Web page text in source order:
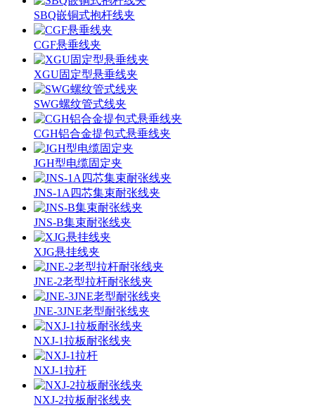
SBQ嵌铜式抱杆线夹
CGF悬垂线夹
XGU固定型悬垂线夹
SWG螺纹管式线夹
CGH铝合金提包式悬垂线夹
JGH型电缆固定夹
JNS-1A四芯集束耐张线夹
JNS-B集束耐张线夹
XJG悬挂线夹
JNE-2老型拉杆耐张线夹
JNE-3JNE老型耐张线夹
NXJ-1拉板耐张线夹
NXJ-1拉杆
NXJ-2拉板耐张线夹